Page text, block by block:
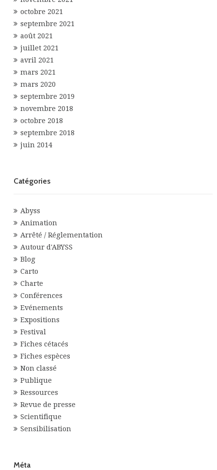
octobre 2021
septembre 2021
août 2021
juillet 2021
avril 2021
mars 2021
mars 2020
septembre 2019
novembre 2018
octobre 2018
septembre 2018
juin 2014
Catégories
Abyss
Animation
Arrêté / Réglementation
Autour d'ABYSS
Blog
Carto
Charte
Conférences
Evénements
Expositions
Festival
Fiches cétacés
Fiches espèces
Non classé
Publique
Ressources
Revue de presse
Scientifique
Sensibilisation
Méta